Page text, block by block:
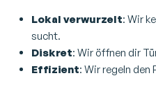
Lokal verwurzelt: Wir
sucht.
Diskret: Wir öffnen dir
Effizient: Wir regeln